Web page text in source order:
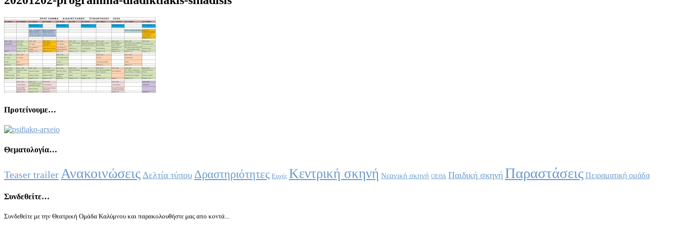
Προτείνουμε…
Θεματολογία…
Teaser trailer Ανακοινώσεις Δελτία τύπου Δραστηριότητες Ευχές Κεντρική σκηνή Νεανική σκηνή ΟΕΘΑ Παιδική σκηνή Παραστάσεις Πειραματική ομάδα
Συνδεθείτε…
Συνδεθείτε με την Θεατρική Ομάδα Καλύμνου και παρακολουθήστε μας απο κοντά...